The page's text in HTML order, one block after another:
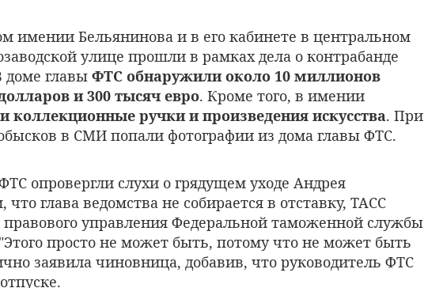
имении Бельянинова и в его кабинете в центральном
улице прошли в рамках дела о контрабанде
доме главы ФТС обнаружили около 10 миллионов
и 300 тысяч евро. Кроме того, в имении
коллекционные ручки и произведения искусства. При
в СМИ попали фотографии из дома главы ФТС.
опровергли слухи о грядущем уходе Андрея
глава ведомства не собирается в отставку, ТАСС
правового управления Федеральной таможенной службы
просто не может быть, потому что не может быть
заявила чиновница, добавив, что руководитель ФТС